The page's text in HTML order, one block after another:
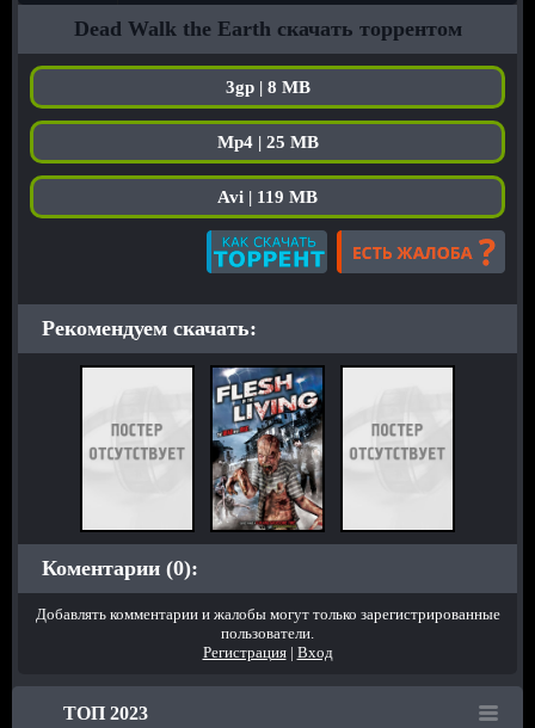
Dead Walk the Earth скачать торрентом
3gp | 8 MB
Mp4 | 25 MB
Avi | 119 MB
Рекомендуем скачать:
Коментарии (0):
Добавлять комментарии и жалобы могут только зарегистрированные
пользователи.
Регистрация| Вход
ТОП 2023